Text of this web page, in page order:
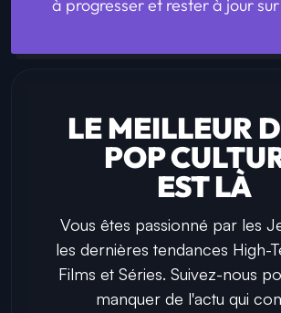
à progresser et rester à jour sur
LE MEILLEUR
POP
EST LÀ
Vous êtes passionné par les
les dernières tendances High-
Films et Séries. Suivez-nous
manquer de l'actu qui